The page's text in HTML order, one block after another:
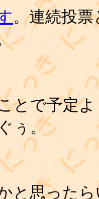
。連続投
とで予定
ぅ。
と思った